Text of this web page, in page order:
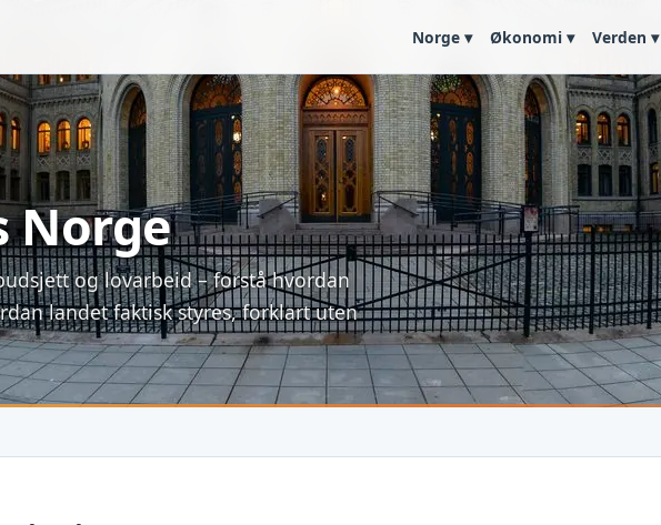
Norge ▾ Økonomi ▾ Verden ▾
Norge
og lovarbeid – forstå hvordan
landet faktisk styres, forklart uten